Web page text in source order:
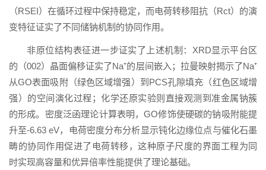
（RSEI）在循环过程中保持稳定，而电荷转移阻抗（Rct）的演
变特征证实了不同储钠机制的协同作用。
非原位结构表征进一步证实了上述机制：XRD显示平台区
的（002）晶面偏移证实了Na⁺的层间嵌入；拉曼映射揭示了Na⁺
从GO表面吸附（绿色区域增强）到PCS孔隙填充（红色区域增
强）的空间演化过程；化学还原实验则直接观测到准金属钠簇
的形成。密度泛函理论计算表明，GO修饰使硬碳的钠吸附能提
升至-6.63 eV，电荷密度分布分析显示钝化边缘位点与催化石墨
畴的协同作用促进了电荷转移，这种原子尺度的界面工程为同
时实现高容量和优异倍率性能提供了理论基础。